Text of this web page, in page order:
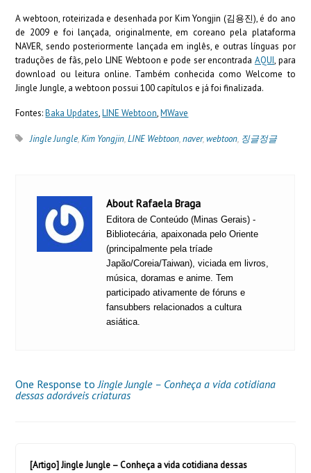
A webtoon, roteirizada e desenhada por Kim Yongjin (김용진), é do ano
de 2009 e foi lançada, originalmente, em coreano pela plataforma
NAVER, sendo posteriormente lançada em inglês, e outras línguas por
traduções de fãs, pelo LINE Webtoon e pode ser encontrada AQUI, para
download ou leitura online. Também conhecida como Welcome to
Jingle Jungle, a webtoon possui 100 capítulos e já foi finalizada.
Fontes:Baka Updates,LINE Webtoon,MWave
Jingle Jungle,Kim Yongjin,LINE Webtoon,naver,webtoon, 징글정글
About Rafaela Braga
Editora de Conteúdo (Minas Gerais) -
Bibliotecária, apaixonada pelo Oriente
(principalmente pela tríade
Japão/Coreia/Taiwan), viciada em livros,
música, doramas e anime. Tem
participado ativamente de fóruns e
fansubbers relacionados a cultura
asiática.
One Response to Jingle Jungle – Conheça a vida cotidiana
dessas adoráveis criaturas
[Artigo] Jingle Jungle – Conheça a vida cotidiana dessas